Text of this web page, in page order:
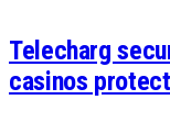
Telecharg
casinos